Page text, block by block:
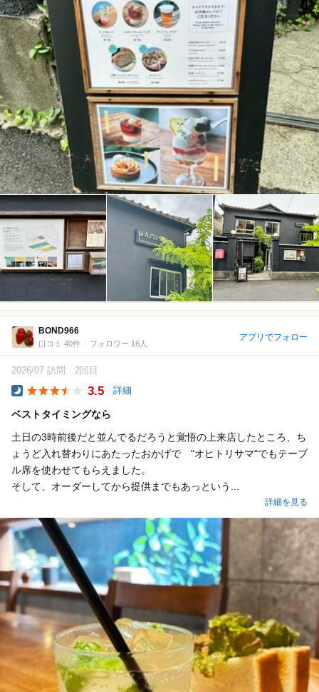
BOND966
口コミ 40件 フォロワー 16人
アプリでフォロー
2026/07 訪問 2回目
3.5 詳細
ベストタイミングなら
土日の3時前後だと並んでるだろうと覚悟の上来店したところ、ち
ょうど入れ替わりにあたったおかげで "オヒトリサマ"でもテーブ
ル席を使わせてもらえました。
そして、オーダーしてから提供までもあっという...
詳細を見る